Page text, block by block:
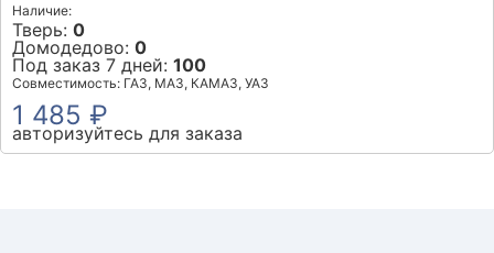
Наличие:
Тверь: 0
Домодедово: 0
Под заказ 7 дней: 100
Совместимость: ГАЗ, МАЗ, КАМАЗ, УАЗ
1 485 ₽
авторизуйтесь для заказа